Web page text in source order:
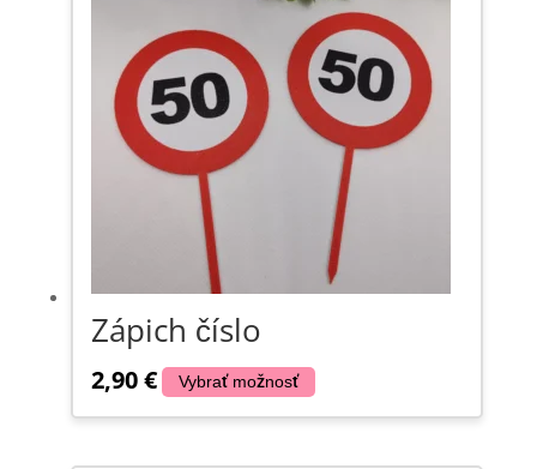
Zápich číslo
2,90€ Vybrať možnosť